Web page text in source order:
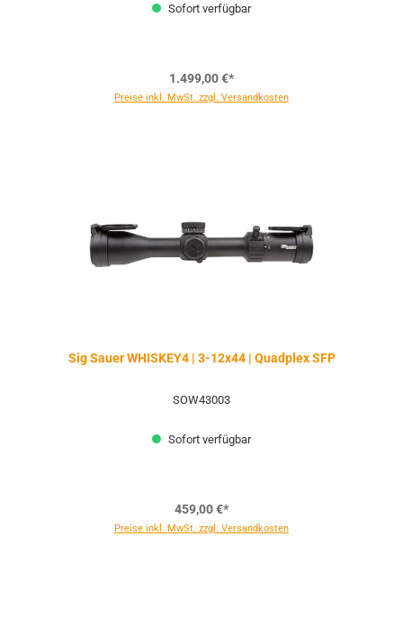
Sofort verfügbar
1.499,00 €*
Preise inkl. MwSt. zzgl. Versandkosten
Sig Sauer WHISKEY4 | 3-12x44 | Quadplex SFP
SOW43003
Sofort verfügbar
459,00 €*
Preise inkl. MwSt. zzgl. Versandkosten